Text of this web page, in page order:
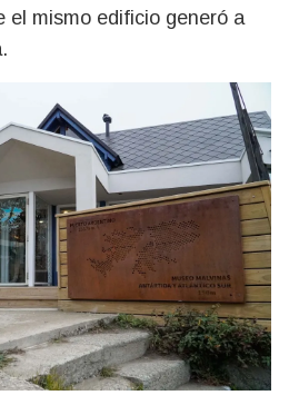
el mismo edificio generó a